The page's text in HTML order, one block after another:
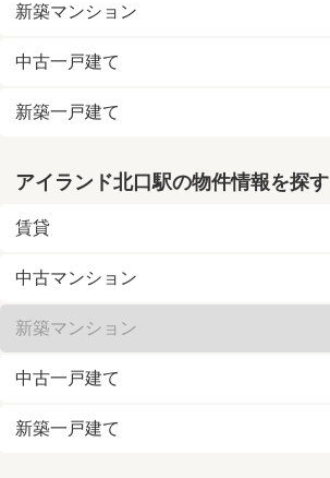
新築マンション
中古一戸建て
新築一戸建て
アイランド北口駅の物件情報を探す
賃貸
中古マンション
新築マンション
中古一戸建て
新築一戸建て